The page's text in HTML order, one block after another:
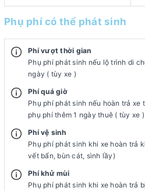
Phụ phí có thể phát sinh
Phí vượt thời gian
Phụ phí phát sinh nếu lộ trình di
ngày ( tùy xe )
Phí quá giờ
Phụ phí phát sinh nếu hoàn trả xe
phụ phí thêm 1 ngày thuê ( tùy xe )
Phí vệ sinh
Phụ phí phát sinh khi xe hoàn trả
vết bẩn, bùn cát, sình lầy)
Phí khử mùi
Phụ phí phát sinh khi xe hoàn trả